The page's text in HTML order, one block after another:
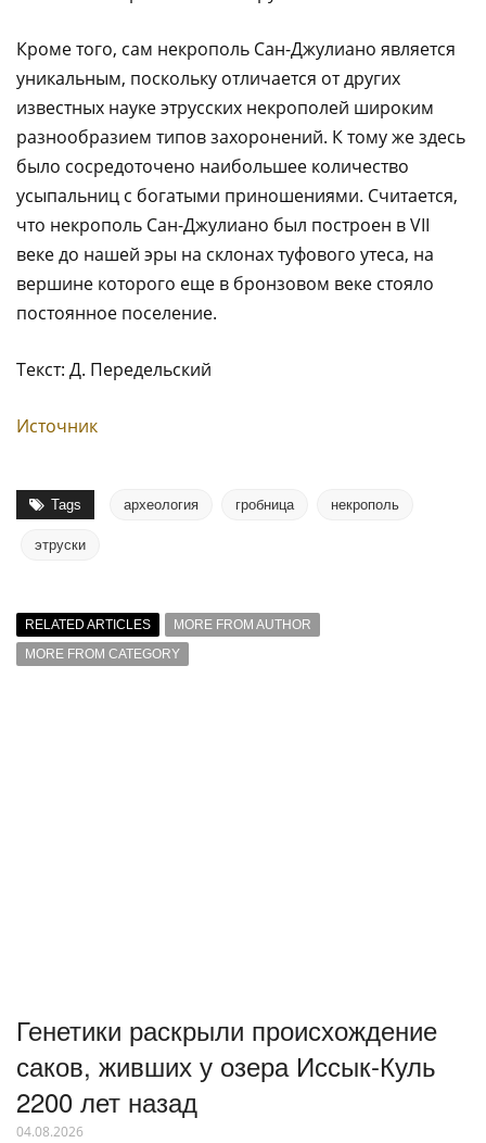
Кроме того, сам некрополь Сан-Джулиано является
уникальным, поскольку отличается от других
известных науке этрусских некрополей широким
разнообразием типов захоронений. К тому же здесь
было сосредоточено наибольшее количество
усыпальниц с богатыми приношениями. Считается,
что некрополь Сан-Джулиано был построен в VII
веке до нашей эры на склонах туфового утеса, на
вершине которого еще в бронзовом веке стояло
постоянное поселение.
Текст: Д. Передельский
Источник
Tags археология гробница некрополь
этруски
RELATED ARTICLES
MORE FROM AUTHOR
MORE FROM CATEGORY
Генетики раскрыли происхождение
саков, живших у озера Иссык-Куль
2200 лет назад
04.08.2026